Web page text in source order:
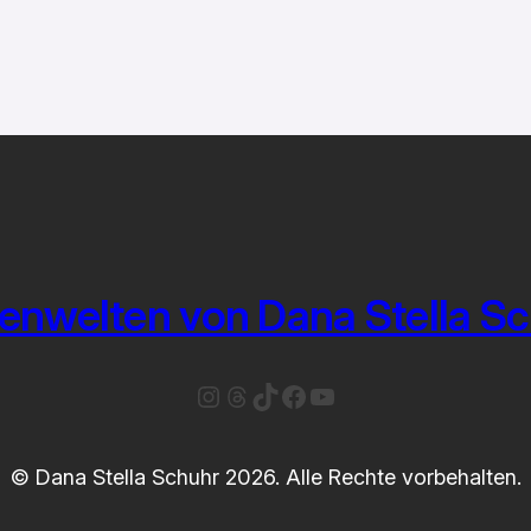
von Dana Stella
Instagram
Threads
TikTok
Facebook
YouTube
© Dana Stella Schuhr 2026. Alle Rechte vorbehalten.